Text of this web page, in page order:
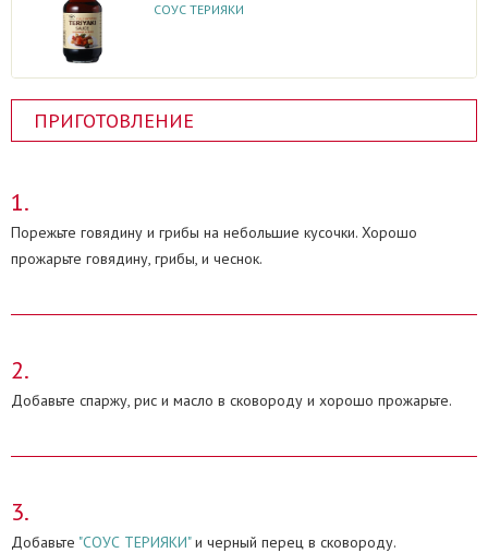
СОУС ТЕРИЯКИ
ПРИГОТОВЛЕНИЕ
Порежьте говядину и грибы на небольшие кусочки. Хорошо
прожарьте говядину, грибы, и чеснок.
Добавьте спаржу, рис и масло в сковороду и хорошо прожарьте.
Добавьте "СОУС ТЕРИЯКИ"и черный перец в сковороду.